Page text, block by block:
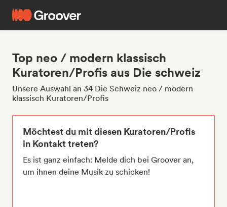
Top neo / modern klassisch
Kuratoren/Profis aus Die schweiz
Unsere Auswahl an 34 Die Schweiz neo / modern
klassisch Kuratoren/Profis
Möchtest du mit diesen Kuratoren/Profis
in Kontakt treten?
Es ist ganz einfach: Melde dich bei Groover an,
um ihnen deine Musik zu schicken!